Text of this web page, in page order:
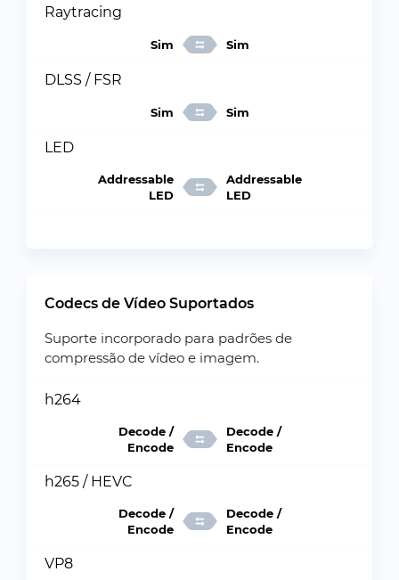
Raytracing
Sim Sim
DLSS / FSR
Sim Sim
LED
Addressable
LED
Addressable
LED
Codecs de Vídeo Suportados
Suporte incorporado para padrões de
compressão de vídeo e imagem.
h264
Decode /
Encode
Decode /
Encode
h265 / HEVC
Decode /
Encode
Decode /
Encode
VP8